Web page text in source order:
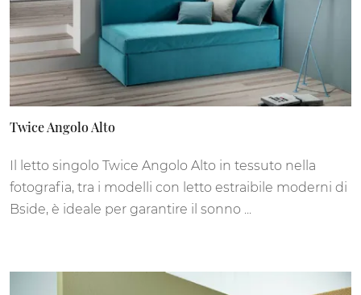
Twice Angolo Alto
Il letto singolo Twice Angolo Alto in tessuto nella
fotografia, tra i modelli con letto estraibile moderni di
Bside, è ideale per garantire il sonno ...